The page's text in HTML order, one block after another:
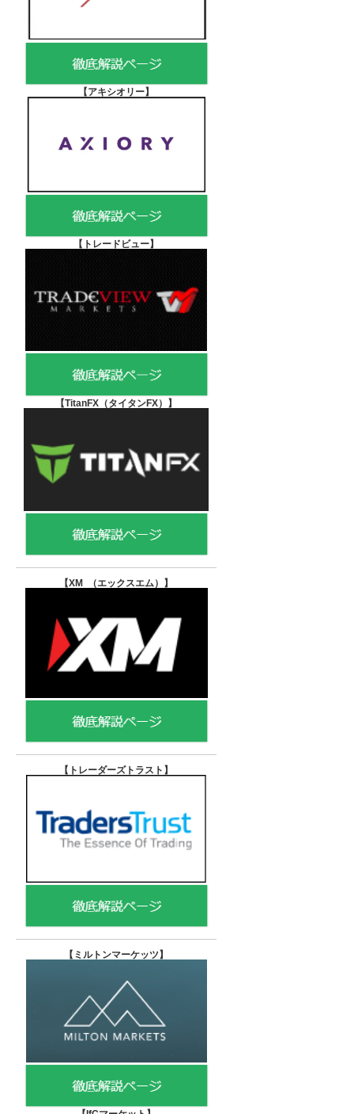
【アキシオリー】
【 トレードビュー】
【TitanFX（タイタンFX） 】
【XM （エックスエム） 】
【トレーダーズトラスト 】
【 ミルトンマーケッツ】